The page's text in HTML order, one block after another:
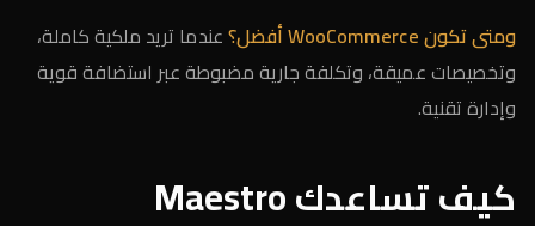
ومتى تكون WooCommerce أفضل؟
عندما تريد ملكية كاملة،
وتخصيصات عميقة، وتكلفة جارية مضبوطة عبر استضافة قوية
وإدارة تقنية.
كيف تساعدك Maestro